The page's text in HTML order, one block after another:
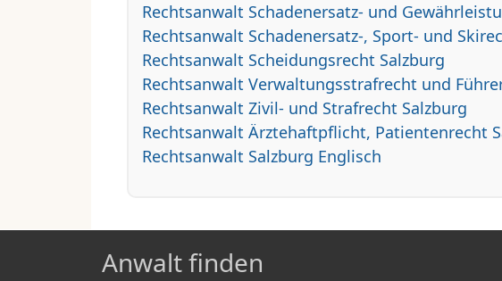
Rechtsanwalt Schadenersatz- und
Rechtsanwalt Schadenersatz-, Sport- und
Rechtsanwalt Scheidungsrecht Salzburg
Rechtsanwalt Verwaltungsstrafrecht und
Rechtsanwalt Zivil- und Strafrecht Salzburg
Rechtsanwalt Ärztehaftpflicht, Patientenrecht
Rechtsanwalt Salzburg Englisch
Anwalt finden